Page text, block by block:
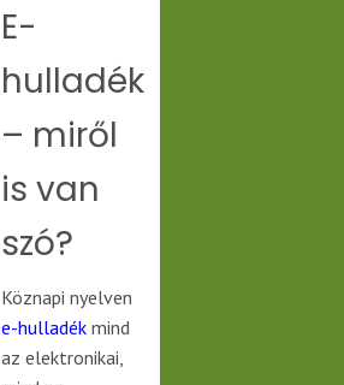
E-
hulladék
– miről
is van
szó?
Köznapi nyelven
e-hulladékmind
az elektronikai,